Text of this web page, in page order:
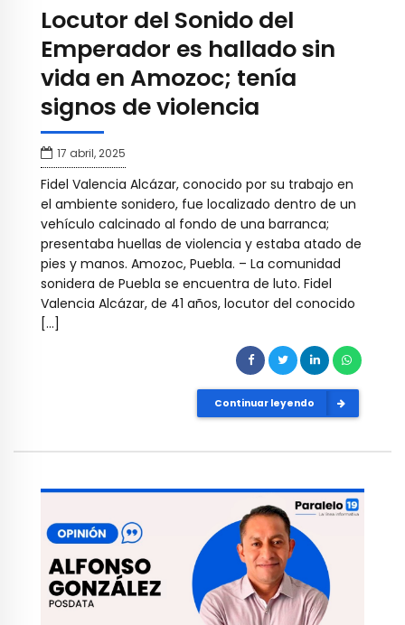
Locutor del Sonido del
Emperador es hallado sin
vida en Amozoc; tenía
signos de violencia
17 abril, 2025
Fidel Valencia Alcázar, conocido por su trabajo en
el ambiente sonidero, fue localizado dentro de un
vehículo calcinado al fondo de una barranca;
presentaba huellas de violencia y estaba atado de
pies y manos. Amozoc, Puebla. – La comunidad
sonidera de Puebla se encuentra de luto. Fidel
Valencia Alcázar, de 41 años, locutor del conocido
[…]
Continuar leyendo